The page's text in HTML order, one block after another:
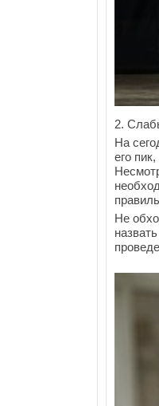
2.
На
его
Не